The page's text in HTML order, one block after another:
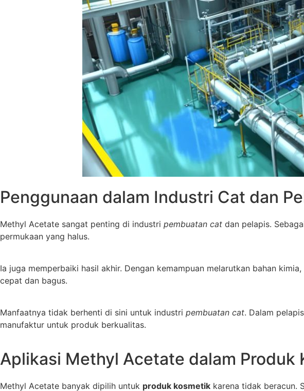
Penggunaan dalam Industri Cat dan
Methyl Acetate sangat penting di industri pembuatan cat dan pelapis.
permukaan yang halus.
Ia juga memperbaiki hasil akhir. Dengan kemampuan melarutkan bahan kimia,
cepat dan bagus.
Manfaatnya tidak berhenti di sini untuk industri pembuatan cat. Dalam
manufaktur untuk produk berkualitas.
Aplikasi Methyl Acetate dalam Produk
Methyl Acetate banyak dipilih untuk produk kosmetik karena tidak beracun.